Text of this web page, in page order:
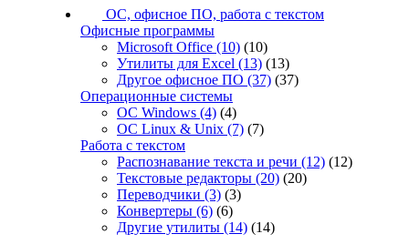
ОС, офисное ПО, работа с текстом
Офисные программы
Microsoft Office (10) (10)
Утилиты для Excel (13) (13)
Другое офисное ПО (37) (37)
Операционные системы
ОС Windows (4) (4)
ОС Linux & Unix (7) (7)
Работа с текстом
Распознавание текста и речи (12) (12)
Текстовые редакторы (20) (20)
Переводчики (3) (3)
Конвертеры (6) (6)
Другие утилиты (14) (14)